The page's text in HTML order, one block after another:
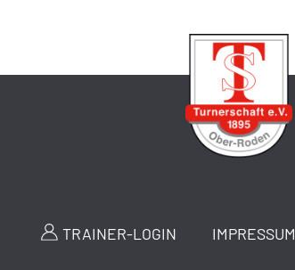
TRAINER-LOGIN IMPRESSUM